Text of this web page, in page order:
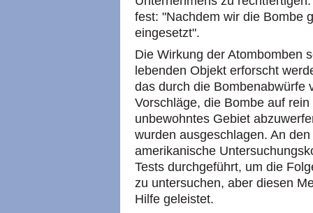
fest: "Nachdem wir die Bombe
eingesetzt".
Die Wirkung der Atombomben
lebenden Objekt erforscht
das durch die Bombenabwürfe
Vorschläge, die Bombe auf
unbewohntes Gebiet
wurden ausgeschlagen. An
amerikanische
Tests durchgeführt, um die
zu untersuchen, aber diesen
Hilfe geleistet.